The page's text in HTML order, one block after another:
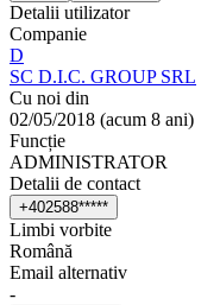
Detalii utilizator
Companie
D
SC D.I.C. GROUP SRL
Cu noi din
02/05/2018 (acum 8 ani)
Funcție
ADMINISTRATOR
Detalii de contact
+402588*****
Limbi vorbite
Română
Email alternativ
-